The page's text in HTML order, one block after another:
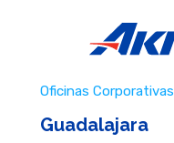
Oficinas Corporativas
Guadalajara